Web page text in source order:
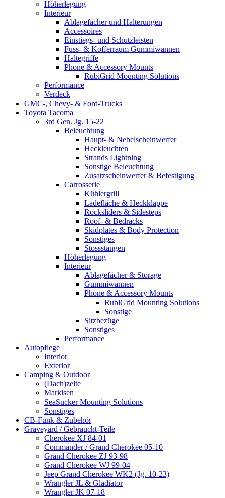
Höherlegung
Interieur
Ablagefächer und Halterungen
Accessoires
Einstiegs- und Schutzleisten
Fuss- & Kofferraum Gummiwannen
Haltegriffe
Phone & Accessory Mounts
RubiGrid Mounting Solutions
Performance
Verdeck
GMC-, Chevy- & Ford-Trucks
Toyota Tacoma
3rd Gen. Jg. 15-22
Beleuchtung
Haupt- & Nebelscheinwerfer
Heckleuchten
Strands Lightning
Sonstige Beleuchtung
Zusatzscheinwerfer & Befestigung
Carrosserie
Kühlergrill
Ladefläche & Heckklappe
Rocksliders & Sidesteps
Roof- & Bedracks
Skidplates & Body Protection
Sonstiges
Stossstangen
Höherlegung
Interieur
Ablagefächer & Storage
Gummiwannen
Phone & Accessory Mounts
RubiGrid Mounting Solutions
Sonstige
Sitzbezüge
Sonstiges
Performance
Autopflege
Interior
Exterior
Camping & Outdoor
(Dach)zelte
Markisen
SeaSucker Mounting Solutions
Sonstiges
CB-Funk & Zubehör
Graveyard / Gebraucht-Teile
Cherokee XJ 84-01
Commander / Grand Cherokee 05-10
Grand Cherokee ZJ 93-98
Grand Cherokee WJ 99-04
Jeep Grand Cherokee WK2 (Jg. 10-23)
Wrangler JL & Gladiator
Wrangler JK 07-18